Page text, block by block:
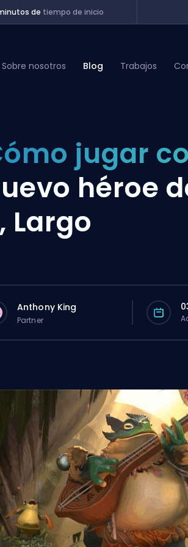
de tiempo de inicio
Sobre nosotros Blog Trabajos
jugar
héroe
Largo
Anthony King
Partner